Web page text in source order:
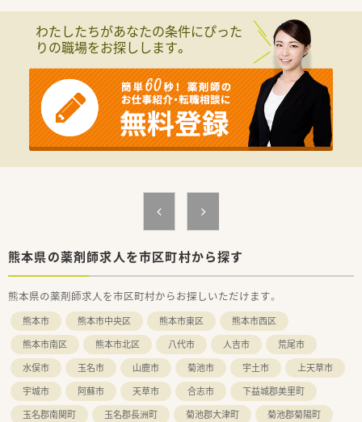
■木曜日と土曜日は14時までの開局となっており、仕事終わり
の時間も有効に活用できます。
【募集背景と求める人物像について】
■処方箋枚数の安定に伴い体制を強化するため、正社員として長
く勤務できる方を増員募集します。
■年齢は45歳以下の方を対象としており、新婚の方や第二新卒
の若い世代の方も大歓迎です。
■職歴が5社以下で、周囲のスタッフと協調性を持って明るく業
務に取り組める方を求めています。
【法人特徴について】
■福岡県に本社を置き全国43都道府県に600店舗以上の調剤薬
かかりつけ薬局運営を行っています。
■医療機関の開業支援も手がけているため関係性が非常に良好
【求人情報について】
■正社員の募集となっており、ご経験やスキルを考慮したうえで
年収430万〜550万円が可能です。
■昇給は年1回の勤務成績に基づき行われ、賞与は年2回で約3.6
ヶ月分の高い支給実績があります。
■月額最大7万円の地域手当や薬剤師手当、家族手当など大手法
人ならではの手厚い諸手当があります。
わたしたちがあなたの条件にぴった
りの職場をお探しします。
熊本県の薬剤師求人を市区町村から探す
熊本県の薬剤師求人を市区町村からお探しいただけます。
熊本市 熊本市中央区 熊本市東区
熊本市西区
熊本市南区
熊本市北区 八代市 人吉市
荒尾市
水俣市
玉名市 山鹿市 菊池市 宇土市
上天草市
宇城市
阿蘇市 天草市 合志市
下益城郡美里町
玉名郡南関町
玉名郡長洲町 菊池郡大津町
菊池郡菊陽町